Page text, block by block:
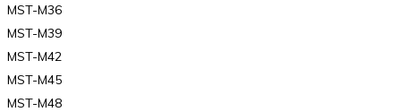
MST-M36
MST-M39
MST-M42
MST-M45
MST-M48